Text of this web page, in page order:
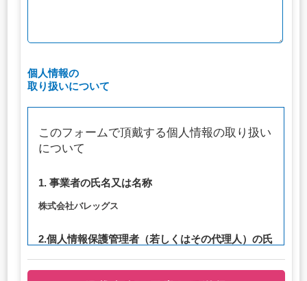
個人情報の
取り扱いについて
このフォームで頂戴する個人情報の取り扱い
について
1. 事業者の氏名又は名称
株式会社バレッグス
2.個人情報保護管理者（若しくはその代理人）の氏